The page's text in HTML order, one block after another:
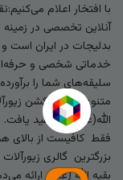
با افتخار اعلام
آنلاین تخصصی در
بدلیجات در ایران است
خدماتی شخصی و
سلیقه‌های شما را
متنوع‌ترین کالکشن
الله(عج) خواهید یافت.
فقط کافیست از بالای
بزرگترین گالری
بقیه الله (عج) ارائه